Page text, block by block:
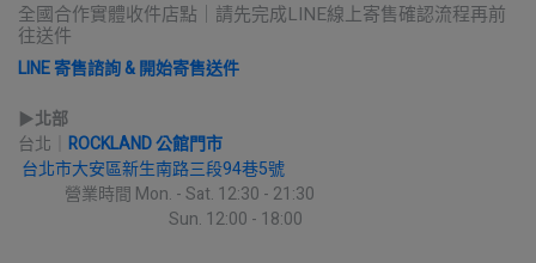
全國合作實體收件店點｜請先完成LINE線上寄售確認流程再前
往送件
LINE 寄售諮詢 & 開始寄售送件
▶︎北部
台北｜ ROCKLAND 公館門市
台北市大安區新生南路三段94巷5號
營業時間 Mon. - Sat. 12:30 - 21:30
Sun. 12:00 - 18:00